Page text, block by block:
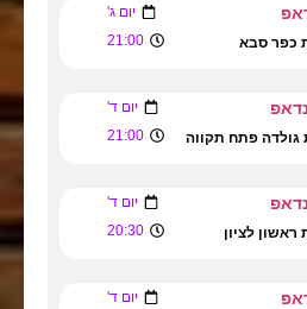
יום ג'
כפר סבא 21:00
יום ד'
גולדה פתח תקווה 21:00
יום ד'
לציון 20:30
יום ד'